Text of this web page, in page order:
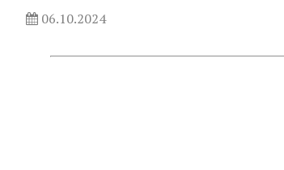
06.10.2024